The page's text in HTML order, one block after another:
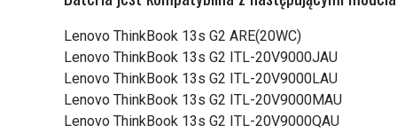
Lenovo ThinkBook 13s G2 ARE(20WC)
Lenovo ThinkBook 13s G2 ITL-20V9000JAU
Lenovo ThinkBook 13s G2 ITL-20V9000LAU
Lenovo ThinkBook 13s G2 ITL-20V9000MAU
Lenovo ThinkBook 13s G2 ITL-20V9000QAU